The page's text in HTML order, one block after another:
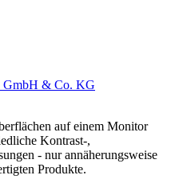
GmbH & Co. KG
auf einem Monitor
Kontrast-,
- nur annäherungsweise
Produkte.